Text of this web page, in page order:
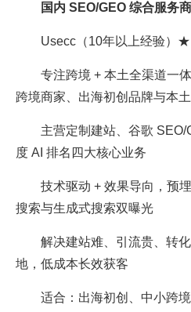
国内 SEO/GEO 综合服务
Usecc（10年以上经验
专注跨境 + 本土全渠道一
跨境商家、出海初创品牌与本
主营定制建站、谷歌
度 AI 排名四大核心业务
技术驱动 + 效果导向，预
搜索与生成式搜索双曝光
解决建站难、引流贵、转
地，低成本长效获客
适合：出海初创、中小跨